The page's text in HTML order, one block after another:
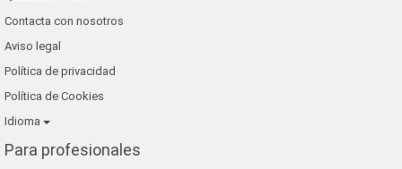
grup 90
Contacta con nosotros
Aviso legal
Política de privacidad
Política de Cookies
Idioma
Para profesionales